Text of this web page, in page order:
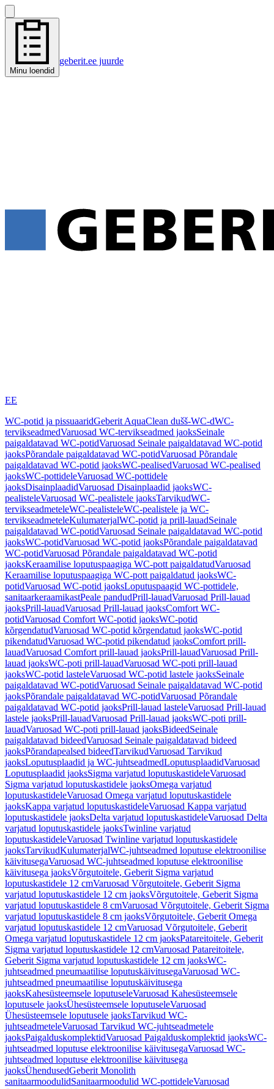
Minu loendid
geberit.ee juurde
EE
WC-potid ja pissuaaridGeberit AquaClean dušš-WC-dWC-
tervikseadmedVaruosad WC-tervikseadmed jaoksSeinale
paigaldatavad WC-potidVaruosad Seinale paigaldatavad WC-potid
jaoksPõrandale paigaldatavad WC-potidVaruosad Põrandale
paigaldatavad WC-potid jaoksWC-pealisedVaruosad WC-pealised
jaoksWC-pottideleVaruosad WC-pottidele
jaoksDisainplaadidVaruosad Disainplaadid jaoksWC-
pealisteleVaruosad WC-pealistele jaoksTarvikudWC-
tervikseadmeteleWC-pealisteleWC-pealistele ja WC-
tervikseadmeteleKulumaterjalWC-potid ja prill-lauadSeinale
paigaldatavad WC-potidVaruosad Seinale paigaldatavad WC-potid
jaoksWC-potidVaruosad WC-potid jaoksPõrandale paigaldatavad
WC-potidVaruosad Põrandale paigaldatavad WC-potid
jaoksKeraamilise loputuspaagiga WC-pott paigaldatudVaruosad
Keraamilise loputuspaagiga WC-pott paigaldatud jaoksWC-
potidVaruosad WC-potid jaoksLoputuspaagid WC-pottidele,
sanitaarkeraamikastPeale pandudPrill-lauadVaruosad Prill-lauad
jaoksPrill-lauadVaruosad Prill-lauad jaoksComfort WC-
potidVaruosad Comfort WC-potid jaoksWC-potid
kõrgendatudVaruosad WC-potid kõrgendatud jaoksWC-potid
pikendatudVaruosad WC-potid pikendatud jaoksComfort prill-
lauadVaruosad Comfort prill-lauad jaoksPrill-lauadVaruosad Prill-
lauad jaoksWC-poti prill-lauadVaruosad WC-poti prill-lauad
jaoksWC-potid lasteleVaruosad WC-potid lastele jaoksSeinale
paigaldatavad WC-potidVaruosad Seinale paigaldatavad WC-potid
jaoksPõrandale paigaldatavad WC-potidVaruosad Põrandale
paigaldatavad WC-potid jaoksPrill-lauad lasteleVaruosad Prill-lauad
lastele jaoksPrill-lauadVaruosad Prill-lauad jaoksWC-poti prill-
lauadVaruosad WC-poti prill-lauad jaoksBideedSeinale
paigaldatavad bideedVaruosad Seinale paigaldatavad bideed
jaoksPõrandapealsed bideedTarvikudVaruosad Tarvikud
jaoksLoputusplaadid ja WC-juhtseadmedLoputusplaadidVaruosad
Loputusplaadid jaoksSigma varjatud loputuskastideleVaruosad
Sigma varjatud loputuskastidele jaoksOmega varjatud
loputuskastideleVaruosad Omega varjatud loputuskastidele
jaoksKappa varjatud loputuskastideleVaruosad Kappa varjatud
loputuskastidele jaoksDelta varjatud loputuskastideleVaruosad Delta
varjatud loputuskastidele jaoksTwinline varjatud
loputuskastideleVaruosad Twinline varjatud loputuskastidele
jaoksTarvikudKulumaterjalWC-juhtseadmed loputuse elektroonilise
käivitusegaVaruosad WC-juhtseadmed loputuse elektroonilise
käivitusega jaoksVõrgutoitele, Geberit Sigma varjatud
loputuskastidele 12 cmVaruosad Võrgutoitele, Geberit Sigma
varjatud loputuskastidele 12 cm jaoksVõrgutoitele, Geberit Sigma
varjatud loputuskastidele 8 cmVaruosad Võrgutoitele, Geberit Sigma
varjatud loputuskastidele 8 cm jaoksVõrgutoitele, Geberit Omega
varjatud loputuskastidele 12 cmVaruosad Võrgutoitele, Geberit
Omega varjatud loputuskastidele 12 cm jaoksPatareitoitele, Geberit
Sigma varjatud loputuskastidele 12 cmVaruosad Patareitoitele,
Geberit Sigma varjatud loputuskastidele 12 cm jaoksWC-
juhtseadmed pneumaatilise loputuskäivitusegaVaruosad WC-
juhtseadmed pneumaatilise loputuskäivitusega
jaoksKahesüsteemsele loputuseleVaruosad Kahesüsteemsele
loputusele jaoksÜhesüsteemsele loputuseleVaruosad
Ühesüsteemsele loputusele jaoksTarvikud WC-
juhtseadmeteleVaruosad Tarvikud WC-juhtseadmetele
jaoksPaigalduskomplektidVaruosad Paigalduskomplektid jaoksWC-
juhtseadmed loputuse elektroonilise käivitusegaVaruosad WC-
juhtseadmed loputuse elektroonilise käivitusega
jaoksÜhendusedGeberit Monolith
sanitaarmoodulidSanitaarmoodulid WC-pottideleVaruosad